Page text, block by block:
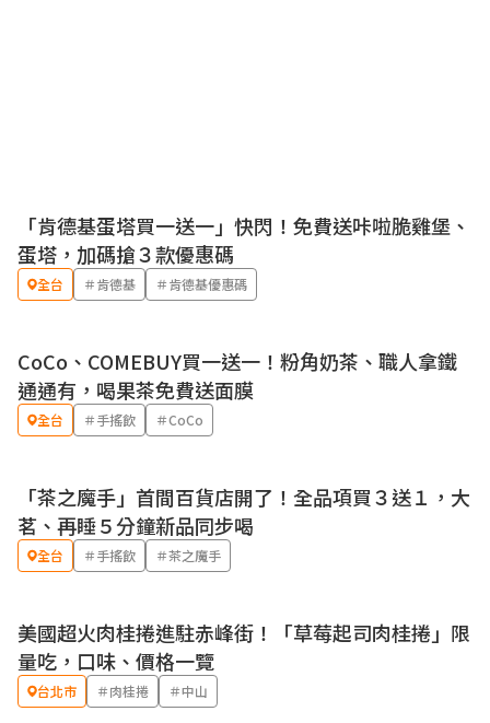
優惠
「肯德基蛋塔買一送一」快閃！免費送咔啦脆雞堡、
蛋塔，加碼搶３款優惠碼
全台 ＃肯德基 ＃肯德基優惠碼
優惠
CoCo、COMEBUY買一送一！粉角奶茶、職人拿鐵
通通有，喝果茶免費送面膜
全台 ＃手搖飲 ＃CoCo
「茶之魔手」首間百貨店開了！全品項買３送１，大
茗、再睡５分鐘新品同步喝
全台 ＃手搖飲 ＃茶之魔手
美國超火肉桂捲進駐赤峰街！「草莓起司肉桂捲」限
量吃，口味、價格一覽
台北市 ＃肉桂捲 ＃中山